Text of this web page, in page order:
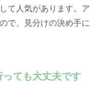
て人気があります。ア
で、見分けの決め手に
ても大丈夫です